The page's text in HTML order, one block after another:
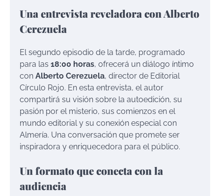
Una entrevista reveladora con Alberto
Cerezuela
El segundo episodio de la tarde, programado
para las 18:00 horas, ofrecerá un diálogo íntimo
con Alberto Cerezuela, director de Editorial
Círculo Rojo. En esta entrevista, el autor
compartirá su visión sobre la autoedición, su
pasión por el misterio, sus comienzos en el
mundo editorial y su conexión especial con
Almería. Una conversación que promete ser
inspiradora y enriquecedora para el público.
Un formato que conecta con la
audiencia